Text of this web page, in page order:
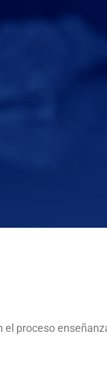
Conducir
Ubicar el
Dominar el
Comunicarse
Promover
Argumentar
Formar y
el proceso